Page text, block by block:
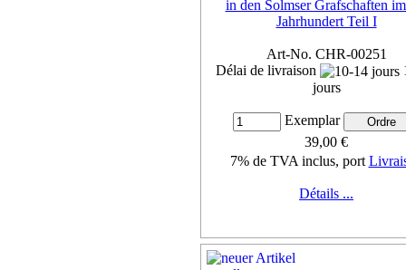
in den Solmser Grafschaften
Jahrhundert Teil I
Art-No. CHR-00251
Délai de livraison
jours
Exemplar
39,00 €
7% de TVA inclus, port
Détails ...